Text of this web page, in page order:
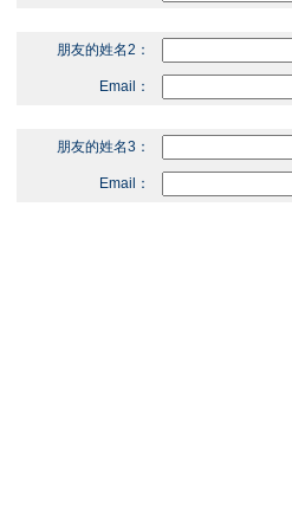
朋友的姓名2：
Email：
朋友的姓名3：
Email：